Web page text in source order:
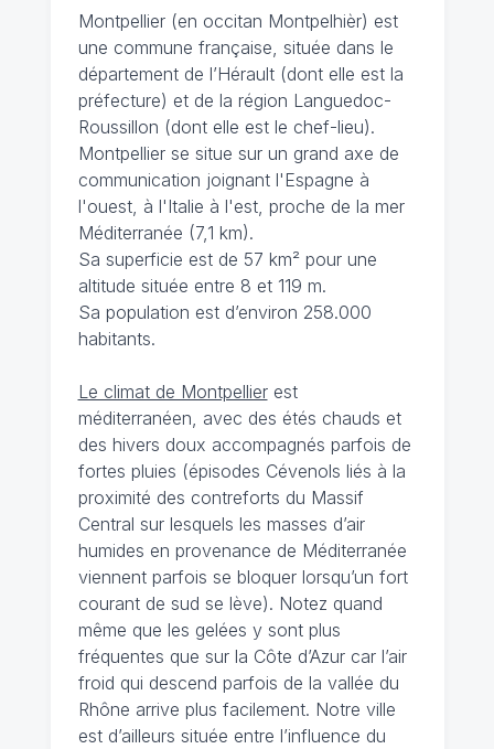
Montpellier (en occitan Montpelhièr) est
une commune française, située dans le
département de l’Hérault (dont elle est la
préfecture) et de la région Languedoc-
Roussillon (dont elle est le chef-lieu).
Montpellier se situe sur un grand axe de
communication joignant l'Espagne à
l'ouest, à l'Italie à l'est, proche de la mer
Méditerranée (7,1 km).
Sa superficie est de 57 km² pour une
altitude située entre 8 et 119 m.
Sa population est d’environ 258.000
habitants.
Le climat de Montpellierest
méditerranéen, avec des étés chauds et
des hivers doux accompagnés parfois de
fortes pluies (épisodes Cévenols liés à la
proximité des contreforts du Massif
Central sur lesquels les masses d’air
humides en provenance de Méditerranée
viennent parfois se bloquer lorsqu’un fort
courant de sud se lève). Notez quand
même que les gelées y sont plus
fréquentes que sur la Côte d’Azur car l’air
froid qui descend parfois de la vallée du
Rhône arrive plus facilement. Notre ville
est d’ailleurs située entre l’influence du